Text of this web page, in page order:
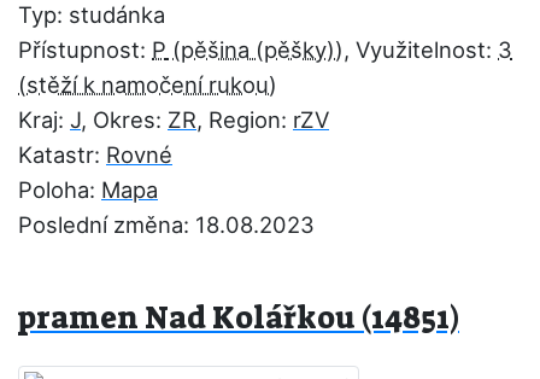
Typ: studánka
Přístupnost: P , Využitelnost: 3
Kraj: J, Okres: ZR, Region: rZV
Katastr: Rovné
Poloha: Mapa
Poslední změna: 18.08.2023
pramen Nad Kolářkou (14851)